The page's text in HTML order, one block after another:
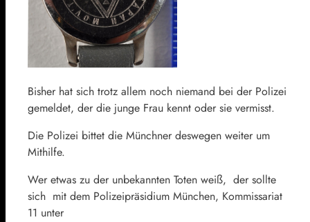
Bisher hat sich trotz allem noch niemand bei der Polizei
gemeldet, der die junge Frau kennt oder sie vermisst.
Die Polizei bittet die Münchner deswegen weiter um
Mithilfe.
Wer etwas zu der unbekannten Toten weiß, der sollte
sich mit dem Polizeipräsidium München, Kommissariat
11 unter